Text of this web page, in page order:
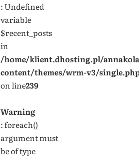
: Undefined
variable
$recent_posts
in
/home/klient.dhosting.pl/
content/themes/wrm-v3/
on line239
Warning
: foreach()
argument must
be of type